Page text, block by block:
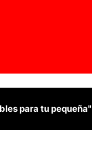
para tu pequeña"